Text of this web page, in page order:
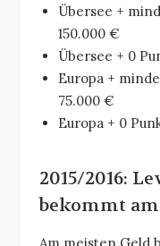
Übersee +
150.000 €
Übersee + 0
Europa +
75.000 €
Europa + 0
2015/2016:
bekommt